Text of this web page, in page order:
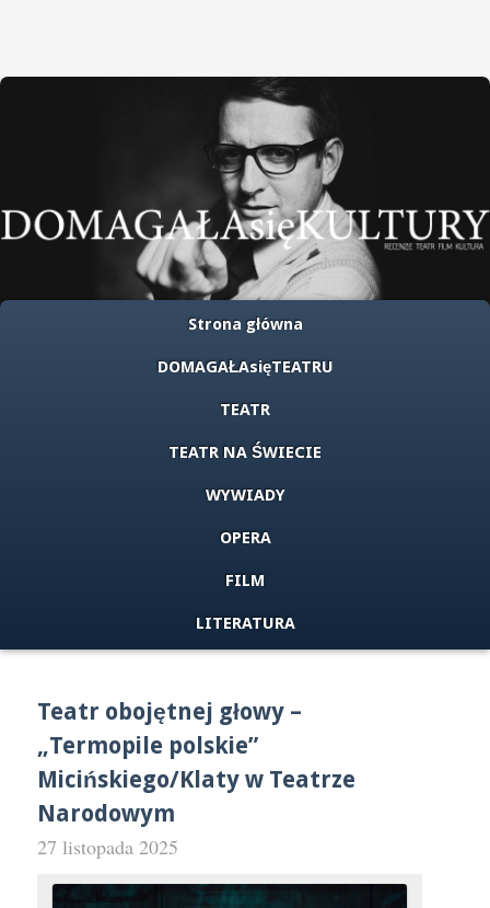
Strona główna
DOMAGAŁAsięTEATRU
TEATR
TEATR NA ŚWIECIE
WYWIADY
OPERA
FILM
LITERATURA
Teatr obojętnej głowy –
„Termopile polskie”
Micińskiego/Klaty w Teatrze
Narodowym
27 listopada 2025